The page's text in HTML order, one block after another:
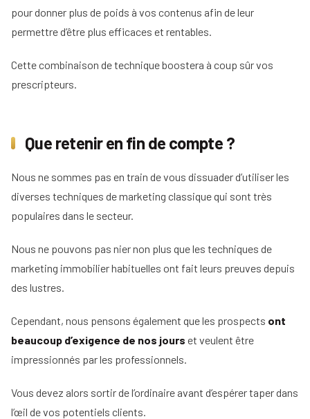
pour donner plus de poids à vos contenus afin de leur
permettre d’être plus efficaces et rentables.
Cette combinaison de technique boostera à coup sûr vos
prescripteurs.
Que retenir en fin de compte ?
Nous ne sommes pas en train de vous dissuader d’utiliser les
diverses techniques de marketing classique qui sont très
populaires dans le secteur.
Nous ne pouvons pas nier non plus que les techniques de
marketing immobilier habituelles ont fait leurs preuves depuis
des lustres.
Cependant, nous pensons également que les prospects ont
beaucoup d’exigence de nos jours et veulent être
impressionnés par les professionnels.
Vous devez alors sortir de l’ordinaire avant d’espérer taper dans
l’œil de vos potentiels clients.